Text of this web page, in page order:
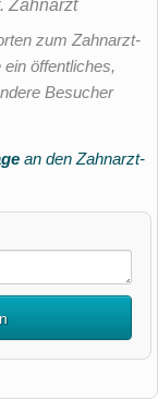
Zahnarzt
zum Zahnarzt-
öffentliches,
Besucher
an den Zahnarzt-